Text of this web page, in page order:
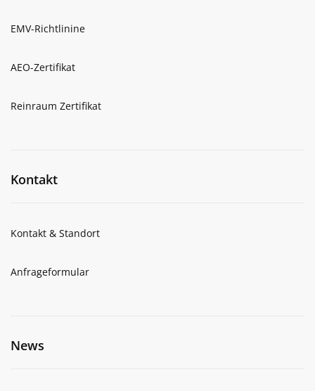
EMV-Richtlinine
AEO-Zertifikat
Reinraum Zertifikat
Kontakt
Kontakt & Standort
Anfrageformular
News